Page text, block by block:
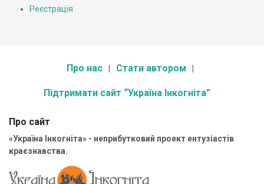
Реєстрація
Про нас Стати автором
Підтримати сайт “Україна Інкогніта”
Про сайт
«Україна Інкогніта» - неприбутковий проект ентузіастів
краєзнавства.